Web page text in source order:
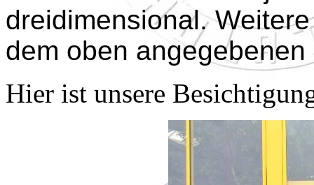
dreidimensional.
dem oben
Hier ist unsere